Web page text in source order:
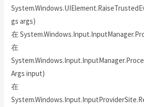
gs args)
在
在
Args input)
在